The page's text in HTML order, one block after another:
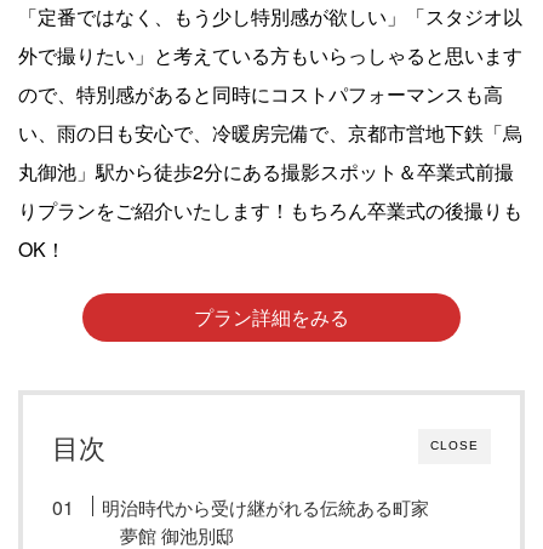
「定番ではなく、もう少し特別感が欲しい」「スタジオ以
外で撮りたい」と考えている方もいらっしゃると思います
ので、特別感があると同時にコストパフォーマンスも高
い、雨の日も安心で、冷暖房完備で、京都市営地下鉄「烏
丸御池」駅から徒歩2分にある撮影スポット＆卒業式前撮
りプランをご紹介いたします！もちろん卒業式の後撮りも
OK！
プラン詳細をみる
CLOSE
目次
明治時代から受け継がれる伝統ある町家
夢館 御池別邸